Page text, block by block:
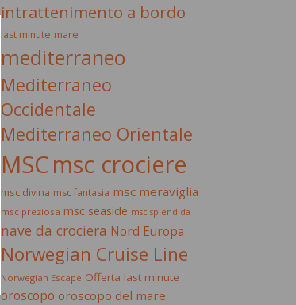
intrattenimento a bordo
last minute mare
mediterraneo
Mediterraneo
Occidentale
Mediterraneo Orientale
MSCmsc crociere
msc divina msc fantasia msc meraviglia
msc preziosa msc seaside msc splendida
nave da crociera Nord Europa
Norwegian Cruise Line
Norwegian Escape Offerta last minute
oroscopo oroscopo del mare